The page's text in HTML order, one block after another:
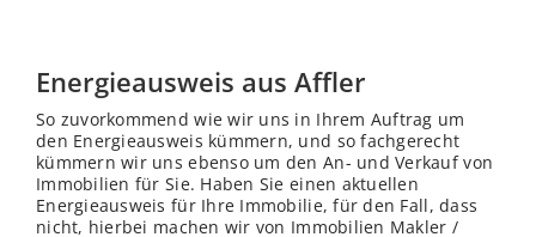
Energieausweis aus Affler
So zuvorkommend wie wir uns in Ihrem Auftrag um
den Energieausweis kümmern, und so fachgerecht
kümmern wir uns ebenso um den An- und Verkauf von
Immobilien für Sie. Haben Sie einen aktuellen
Energieausweis für Ihre Immobilie, für den Fall, dass
nicht, hierbei machen wir von Immobilien Makler /